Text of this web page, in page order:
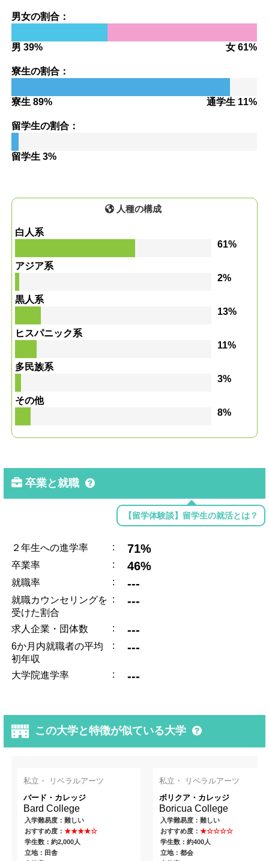
男女の割合：
男 39% 女 61%
寮生の割合：
寮生 89% 通学生 11%
留学生の割合：
留学生 3%
人種の構成
白人系
61%
アジア系
2%
黒人系
13%
ヒスパニック系
11%
多民族系
3%
その他
8%
卒業と就職
【留学体験談】留学生の就活とは？
２年生への進学率 : 71%
卒業率 : 46%
就職率 : ---
就職カウンセリングを
受けた割合
: ---
求人企業・団体数 : ---
6か月内就職者の平均
初年収
: ---
大学院進学率 : ---
この大学と特徴が似ている大学
私立・ リベラルアーツ
バード・カレッジ
Bard College
入学難易度：難しい
おすすめ度：★★★★☆
学生数：約2,000人
立地：田舎
私立・ リベラルアーツ
ボリクア・カレッジ
Boricua College
入学難易度：難しい
おすすめ度： ★☆☆☆☆
学生数：約400人
立地：都会